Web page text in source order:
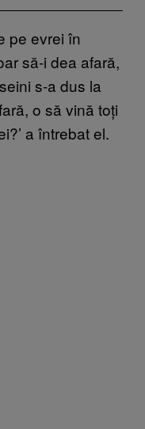
pe evrei în
să-i dea afară,
s-a dus la
o să vină toți
a întrebat el.